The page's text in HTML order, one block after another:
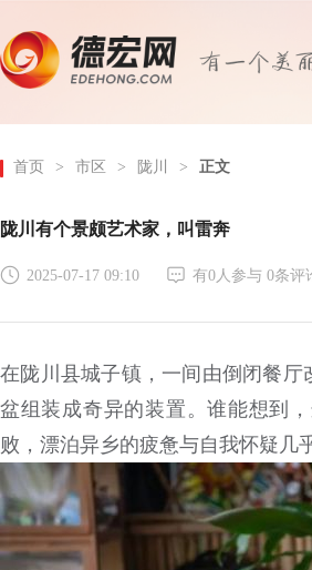
首页 > 市区 > 陇川 > 正文
陇川有个景颇艺术家，叫雷奔
2025-07-17 09:10 有0人参与 0条评
在陇川县城子镇，一间由倒闭餐
盆组装成奇异的装置。谁能想到
败，漂泊异乡的疲惫与自我怀疑几